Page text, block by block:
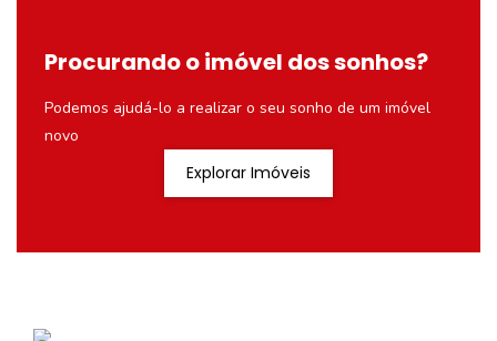
Procurando o imóvel dos sonhos?
Podemos ajudá-lo a realizar o seu sonho de um imóvel
novo
Explorar Imóveis